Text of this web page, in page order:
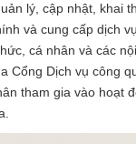
lý, cập nhật, khai
và cung cấp dịch
cá nhân và các
Cổng Dịch vụ công
tham gia vào hoạt